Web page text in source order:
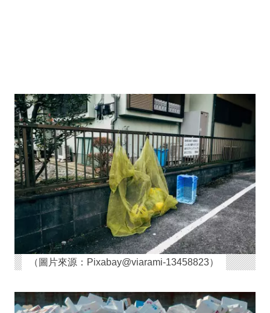
（圖片來源：Pixabay@viarami-13458823）